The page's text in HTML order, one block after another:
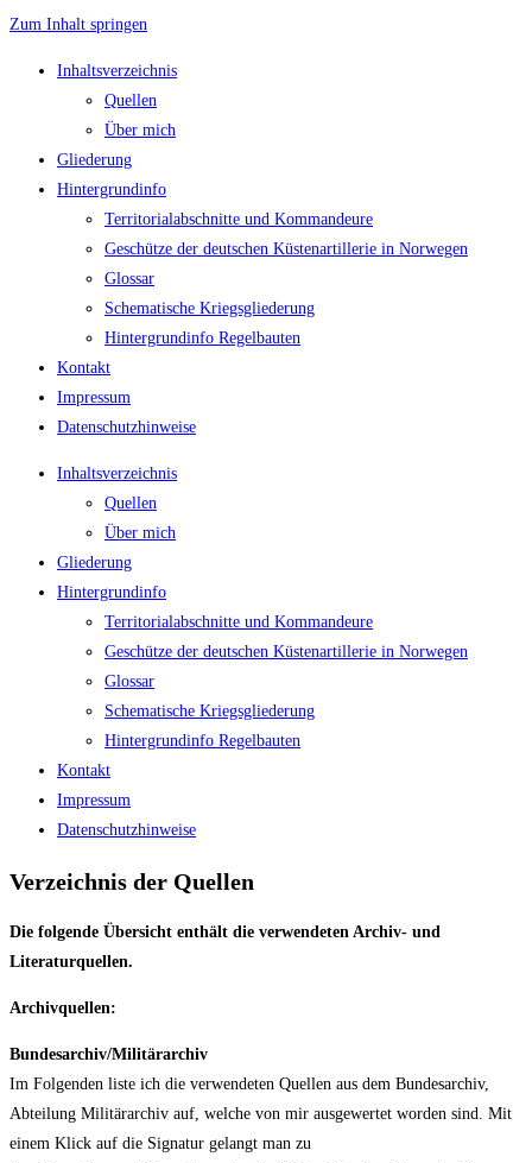
Zum Inhalt springen
Inhaltsverzeichnis
Quellen
Über mich
Gliederung
Hintergrundinfo
Territorialabschnitte und Kommandeure
Geschütze der deutschen Küstenartillerie in Norwegen
Glossar
Schematische Kriegsgliederung
Hintergrundinfo Regelbauten
Kontakt
Impressum
Datenschutzhinweise
Inhaltsverzeichnis
Quellen
Über mich
Gliederung
Hintergrundinfo
Territorialabschnitte und Kommandeure
Geschütze der deutschen Küstenartillerie in Norwegen
Glossar
Schematische Kriegsgliederung
Hintergrundinfo Regelbauten
Kontakt
Impressum
Datenschutzhinweise
Verzeichnis der Quellen
Die folgende Übersicht enthält die verwendeten Archiv- und
Literaturquellen.
Archivquellen:
Bundesarchiv/Militärarchiv
Im Folgenden liste ich die verwendeten Quellen aus dem Bundesarchiv,
Abteilung Militärarchiv auf, welche von mir ausgewertet worden sind. Mit
einem Klick auf die Signatur gelangt man zu